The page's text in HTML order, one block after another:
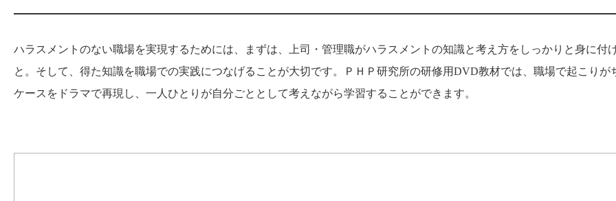
ハラスメントのない職場を実現するためには、まずは、上司・管理職がハラスメントの知識と考え方をしっかりと身に付
と。そして、得た知識を職場での実践につなげることが大切です。ＰＨＰ研究所の研修用DVD教材では、職場で起こりが
ケースをドラマで再現し、一人ひとりが自分ごととして考えながら学習することができます。